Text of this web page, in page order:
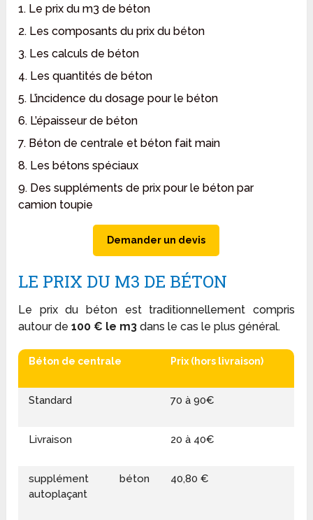
1. Le prix du m3 de béton
2. Les composants du prix du béton
3. Les calculs de béton
4. Les quantités de béton
5. L’incidence du dosage pour le béton
6. L’épaisseur de béton
7. Béton de centrale et béton fait main
8. Les bétons spéciaux
9. Des suppléments de prix pour le béton par
camion toupie
Demander un devis
LE PRIX DU M3 DE BÉTON
Le prix du béton est traditionnellement compris
autour de100 € le m3 dans le cas le plus général.
Béton de centrale Prix (hors livraison)
Standard 70 à 90€
Livraison 20 à 40€
supplément béton
autoplaçant
40,80 €